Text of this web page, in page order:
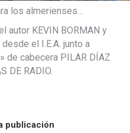
los almerienses…
autor KEVIN BORMAN y
el I.E.A. junto a
de cabecera PILAR DÍAZ
DE RADIO.
publicación